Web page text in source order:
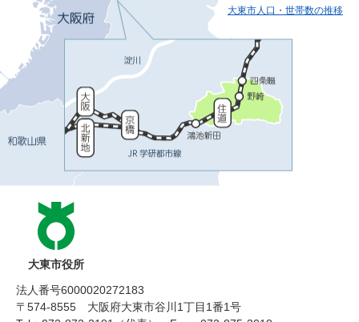
大東市人口・世帯数の推移
大東市役所
法人番号6000020272183
〒574-8555 大阪府大東市谷川1丁目1番1号